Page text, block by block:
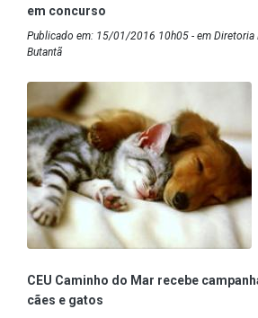
em concurso
Publicado em: 15/01/2016 10h05 - em Diretoria
Butantã
CEU Caminho do Mar recebe
cães e gatos